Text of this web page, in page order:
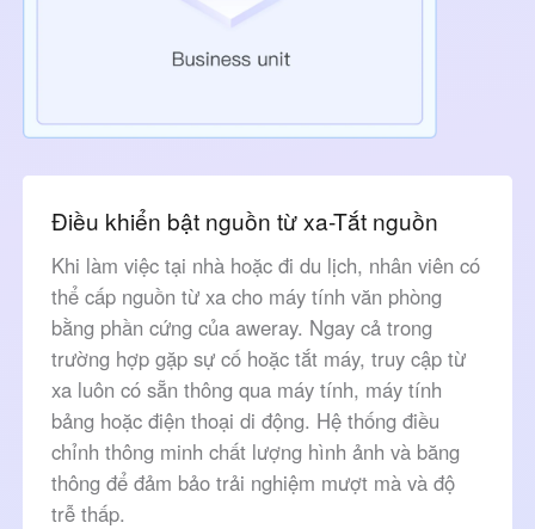
Điều khiển bật nguồn từ xa-Tắt nguồn
Khi làm việc tại nhà hoặc đi du lịch, nhân viên có
thể cấp nguồn từ xa cho máy tính văn phòng
bằng phần cứng của aweray. Ngay cả trong
trường hợp gặp sự cố hoặc tắt máy, truy cập từ
xa luôn có sẵn thông qua máy tính, máy tính
bảng hoặc điện thoại di động. Hệ thống điều
chỉnh thông minh chất lượng hình ảnh và băng
thông để đảm bảo trải nghiệm mượt mà và độ
trễ thấp.